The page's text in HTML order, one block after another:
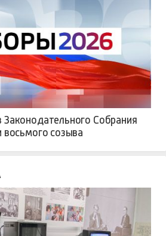
Собрания
восьмого созыва